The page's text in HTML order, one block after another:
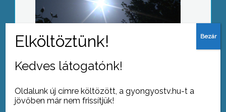
Életbe lépett a vörös kód
Kedves látogatónk!
Oldalunk új címre költözött, a gyongyostv.hu-t a
jövőben már nem frissítjük!